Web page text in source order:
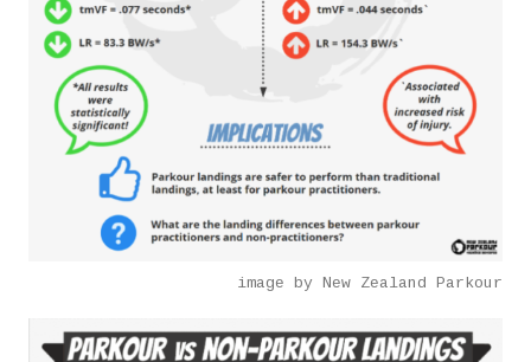
image by New Zealand Parkour